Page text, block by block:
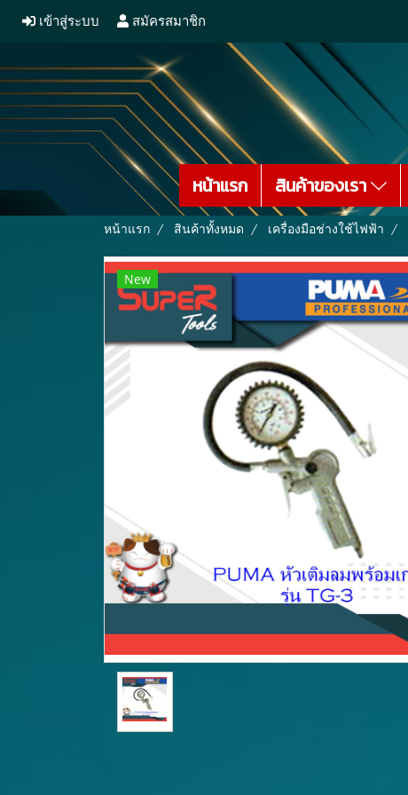
เข้าสู่ระบบ สมัครสมาชิก
หน้าแรก สินค้าของเรา
หน้าแรก สินค้าทั้งหมด เครื่องมือช่างใช้ไฟฟ้า
New